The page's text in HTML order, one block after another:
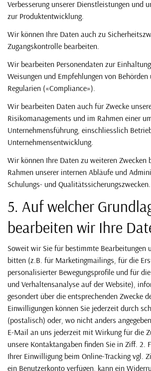
Verbesserung unserer Dienstleistungen und
zur Produktentwicklung.
Wir können Ihre Daten auch zu
Zugangskontrolle bearbeiten.
Wir bearbeiten Personendaten zur
Weisungen und Empfehlungen von
Regularien («Compliance»).
Wir bearbeiten Daten auch für Zwecke
Risikomanagements und im Rahmen einer
Unternehmensführung, einschliesslich
Unternehmensentwicklung.
Wir können Ihre Daten zu weiteren Zwecken
Rahmen unserer internen Abläufe und
Schulungs- und Qualitätssicherungszwecken.
5. Auf welcher
bearbeiten wir Ihre
Soweit wir Sie für bestimmte Bearbeitungen
bitten (z.B. für Marketingmailings, für die
personalisierter Bewegungsprofile und für
und Verhaltensanalyse auf der Website),
gesondert über die entsprechenden Zwecke
Einwilligungen können Sie jederzeit durch
(postalisch) oder, wo nicht anders
E-Mail an uns jederzeit mit Wirkung für die
unsere Kontaktangaben finden Sie in Ziff. 2.
Ihrer Einwilligung beim Online-Tracking vgl.
ein Benutzerkonto verfügen, kann ein